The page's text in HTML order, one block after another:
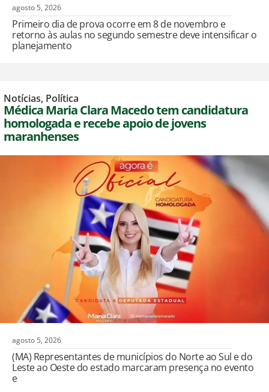
agosto 5, 2026
Primeiro dia de prova ocorre em 8 de novembro e
retorno às aulas no segundo semestre deve intensificar o
planejamento
Notícias, Política
Médica Maria Clara Macedo tem candidatura
homologada e recebe apoio de jovens
maranhenses
agosto 5, 2026
(MA) Representantes de municípios do Norte ao Sul e do
Leste ao Oeste do estado marcaram presença no evento
e